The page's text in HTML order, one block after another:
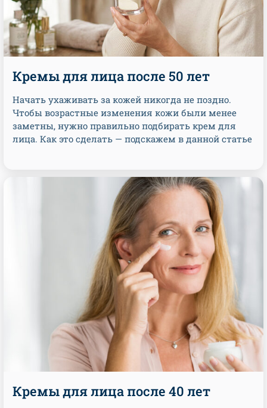
Кремы для лица после 50 лет
Начать ухаживать за кожей никогда не поздно.
Чтобы возрастные изменения кожи были менее
заметны, нужно правильно подбирать крем для
лица. Как это сделать — подскажем в данной статье
Кремы для лица после 40 лет